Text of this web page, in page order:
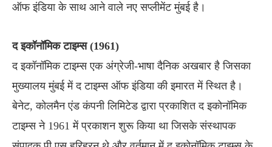
ऑफ इंडिया के साथ आने वाले नए सप्लीमेंट मुंबई है।
द इकॉनॉमिक टाइम्स (1961)
द इकॉनॉमिक टाइम्स एक अंग्रेजी-भाषा दैनिक अखबार है जिसका
मुख्यालय मुंबई में द टाइम्स ऑफ इंडिया की इमारत में स्थित है।
बेनेट, कोलमैन एंड कंपनी लिमिटेड द्वारा प्रकाशित द इकोनॉमिक
टाइम्स ने 1961 में प्रकाशन शुरू किया था जिसके संस्थापक